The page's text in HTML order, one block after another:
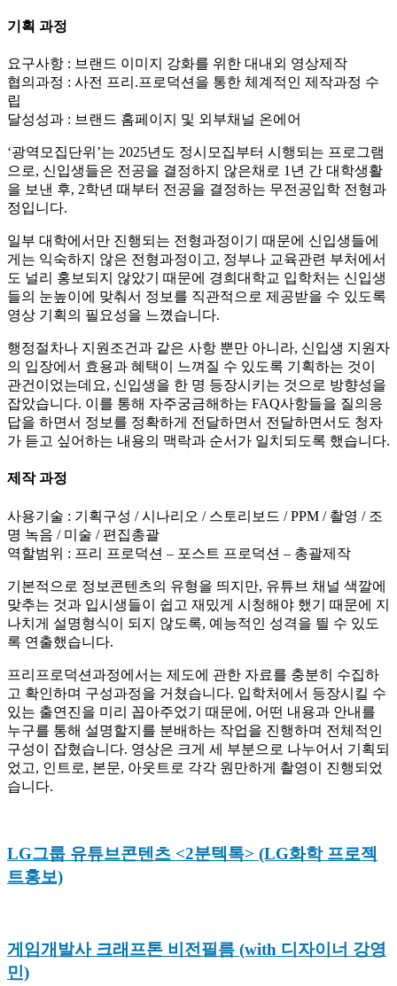
기획 과정
요구사항 : 브랜드 이미지 강화를 위한 대내외 영상제작
협의과정 : 사전 프리.프로덕션을 통한 체계적인 제작과정 수
립
달성성과 : 브랜드 홈페이지 및 외부채널 온에어
‘광역모집단위’는 2025년도 정시모집부터 시행되는 프로그램
으로, 신입생들은 전공을 결정하지 않은채로 1년 간 대학생활
을 보낸 후, 2학년 때부터 전공을 결정하는 무전공입학 전형과
정입니다.
일부 대학에서만 진행되는 전형과정이기 때문에 신입생들에
게는 익숙하지 않은 전형과정이고, 정부나 교육관련 부처에서
도 널리 홍보되지 않았기 때문에 경희대학교 입학처는 신입생
들의 눈높이에 맞춰서 정보를 직관적으로 제공받을 수 있도록
영상 기획의 필요성을 느꼈습니다.
행정절차나 지원조건과 같은 사항 뿐만 아니라, 신입생 지원자
의 입장에서 효용과 혜택이 느껴질 수 있도록 기획하는 것이
관건이었는데요, 신입생을 한 명 등장시키는 것으로 방향성을
잡았습니다. 이를 통해 자주궁금해하는 FAQ사항들을 질의응
답을 하면서 정보를 정확하게 전달하면서 전달하면서도 청자
가 듣고 싶어하는 내용의 맥락과 순서가 일치되도록 했습니다.
제작 과정
사용기술 : 기획구성 / 시나리오 / 스토리보드 / PPM / 촬영 / 조
명 녹음 / 미술 / 편집총괄
역할범위 : 프리 프로덕션 – 포스트 프로덕션 – 총괄제작
기본적으로 정보콘텐츠의 유형을 띄지만, 유튜브 채널 색깔에
맞추는 것과 입시생들이 쉽고 재밌게 시청해야 했기 때문에 지
나치게 설명형식이 되지 않도록, 예능적인 성격을 띌 수 있도
록 연출했습니다.
프리프로덕션과정에서는 제도에 관한 자료를 충분히 수집하
고 확인하며 구성과정을 거쳤습니다. 입학처에서 등장시킬 수
있는 출연진을 미리 꼽아주었기 때문에, 어떤 내용과 안내를
누구를 통해 설명할지를 분배하는 작업을 진행하며 전체적인
구성이 잡혔습니다. 영상은 크게 세 부분으로 나누어서 기획되
었고, 인트로, 본문, 아웃트로 각각 원만하게 촬영이 진행되었
습니다.
LG그룹 유튜브콘텐츠 <2분텍톡> (LG화학 프로젝
트홍보)
게임개발사 크래프톤 비전필름 (with 디자이너 강영
민)